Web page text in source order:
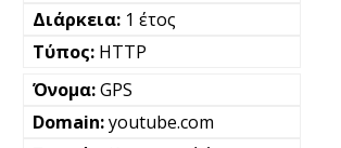
1 έτος
HTTP
GPS
youtube.com